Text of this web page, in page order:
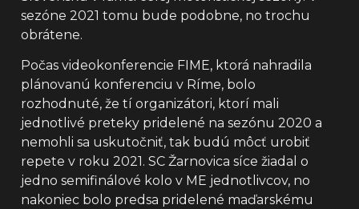
sezóne 2021 tomu bude podobne, no trochu
obrátene.
Počas videokonferencie FIME, ktorá nahradila
plánovanú konferenciu v Ríme, bolo
rozhodnuté, že tí organizátori, ktorí mali
jednotlivé preteky pridelené na sezónu 2020 a
nemohli sa uskutočniť, tak budú môcť urobiť
repete v roku 2021. SC Žarnovica síce žiadal o
jedno semifinálové kolo v ME jednotlivcov, no
nakoniec bolo predsa pridelené maďarskému